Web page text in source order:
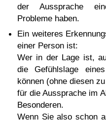
der Aussprache
Probleme haben.
Ein weiteres
einer Person ist:
Wer in der Lage ist,
die Gefühlslage
können (ohne diesen
für die Aussprache im
Besonderen.
Wenn Sie also schon